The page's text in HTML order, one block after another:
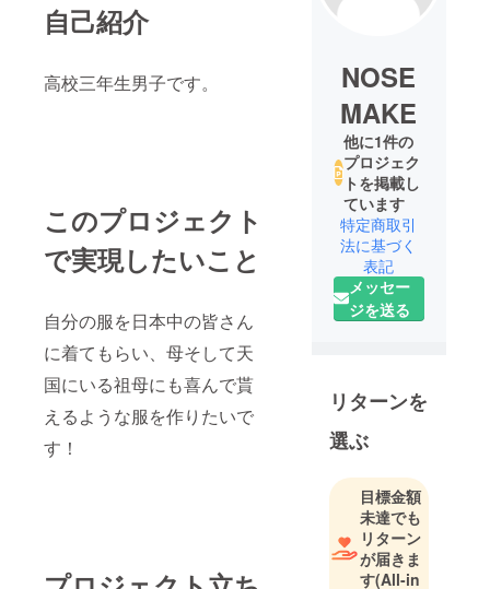
自己紹介
高校三年生男子です。
このプロジェクト
で実現したいこと
自分の服を日本中の皆さん
に着てもらい、母そして天
国にいる祖母にも喜んで貰
えるような服を作りたいで
す！
NOSE
MAKE
他に1件の
プロジェク
トを掲載し
ています
特定商取引
法に基づく
表記
メッセー
ジを送る
リターンを
選ぶ
目標金額
未達でも
リターン
が届きま
す(All-in